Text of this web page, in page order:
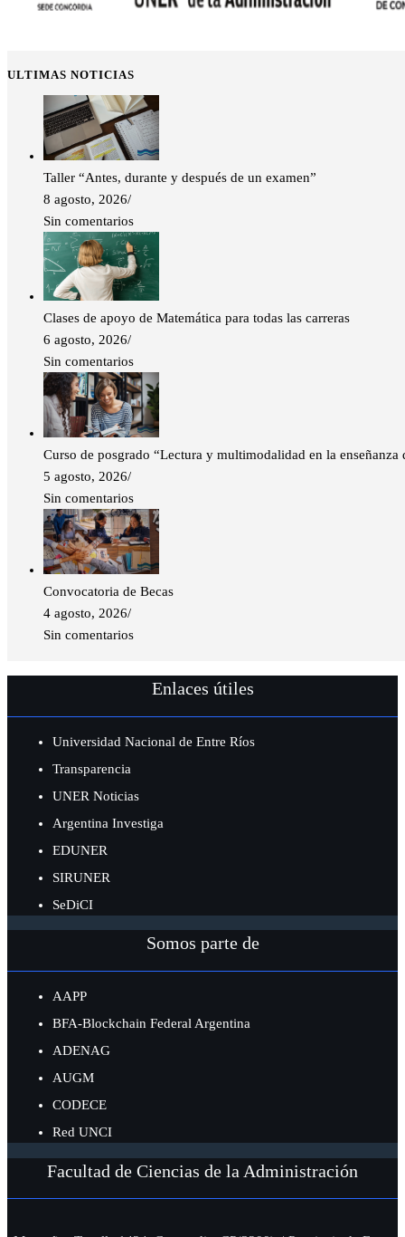
ULTIMAS NOTICIAS
Taller “Antes, durante y después de un examen”
8 agosto, 2026/
Sin comentarios
Clases de apoyo de Matemática para todas las carreras
6 agosto, 2026/
Sin comentarios
Curso de posgrado “Lectura y multimodalidad en la
5 agosto, 2026/
Sin comentarios
Convocatoria de Becas
4 agosto, 2026/
Sin comentarios
Enlaces útiles
Universidad Nacional de Entre Ríos
Transparencia
UNER Noticias
Argentina Investiga
EDUNER
SIRUNER
SeDiCI
Somos parte de
AAPP
BFA-Blockchain Federal Argentina
ADENAG
AUGM
CODECE
Red UNCI
Facultad de Ciencias de la Administración